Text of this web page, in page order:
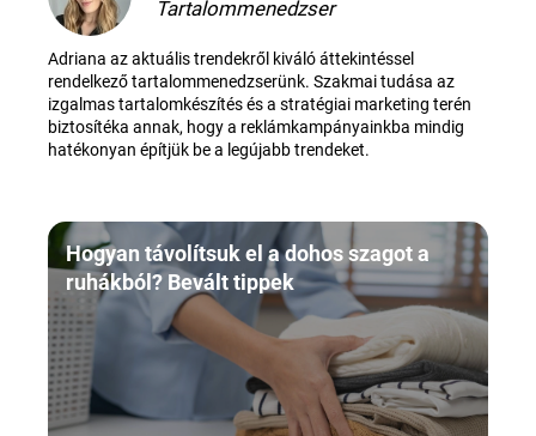
Tartalommenedzser
Adriana az aktuális trendekről kiváló áttekintéssel
rendelkező tartalommenedzserünk. Szakmai tudása az
izgalmas tartalomkészítés és a stratégiai marketing terén
biztosítéka annak, hogy a reklámkampányainkba mindig
hatékonyan építjük be a legújabb trendeket.
Hogyan távolítsuk el a dohos szagot a
ruhákból? Bevált tippek